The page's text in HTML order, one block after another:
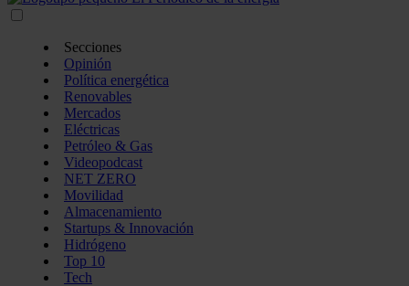
Secciones
Opinión
Política energética
Renovables
Mercados
Eléctricas
Petróleo & Gas
Videopodcast
NET ZERO
Movilidad
Almacenamiento
Startups & Innovación
Hidrógeno
Top 10
Tech